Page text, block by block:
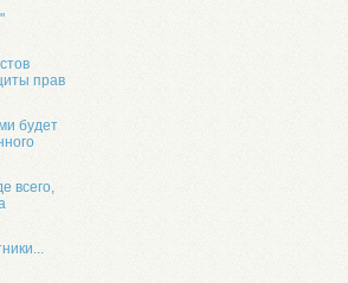
прав
будет
всего,